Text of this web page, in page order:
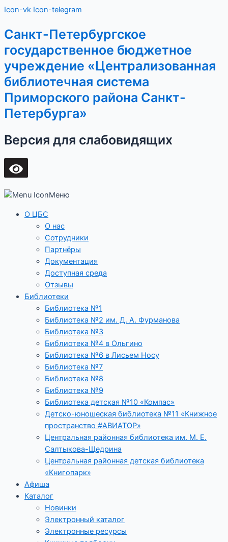
Перейти
содержимому
Icon-vk Icon-telegram
Санкт-Петербургское
государственное бюджетное
учреждение «Централизованная
библиотечная система
Приморского района Санкт-
Петербурга»
Версия для слабовидящих
Меню
О ЦБС
О нас
Сотрудники
Партнёры
Документация
Доступная среда
Отзывы
Библиотеки
Библиотека №1
Библиотека №2 им. Д. А. Фурманова
Библиотека №3
Библиотека №4 в Ольгино
Библиотека №6 в Лисьем Носу
Библиотека №7
Библиотека №8
Библиотека №9
Библиотека детская №10 «Компас»
Детско-юношеская библиотека №11 «Книжное
пространство #АВИАТОР»
Центральная районная библиотека им. М. Е.
Салтыкова-Щедрина
Центральная районная детская библиотека
«Книгопарк»
Афиша
Каталог
Новинки
Электронный каталог
Электронные ресурсы
Main